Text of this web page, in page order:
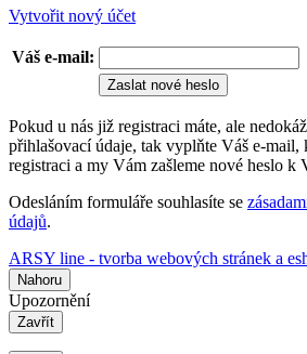
Vytvořit nový účet
Váš e-mail:
Zaslat nové heslo
Pokud u nás již registraci máte, ale
přihlašovací údaje, tak vyplňte Váš e-mail,
registraci a my Vám zašleme nové heslo k
Odesláním formuláře souhlasíte se
údajů.
ARSY line - tvorba webových stránek a
Nahoru
Upozornění
Zavřít